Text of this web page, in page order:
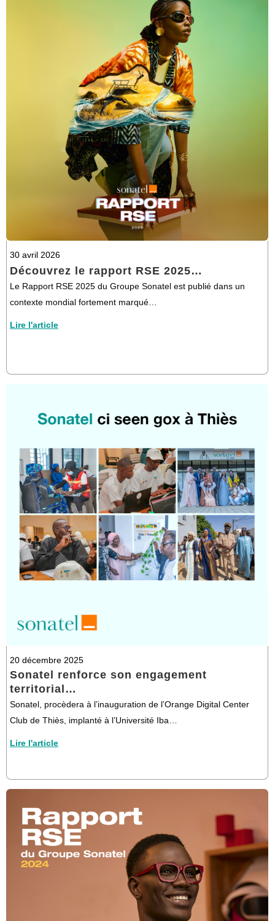
30 avril 2026
Découvrez le rapport RSE 2025…
Le Rapport RSE 2025 du Groupe Sonatel est publié dans un
contexte mondial fortement marqué…
Lire l'article
20 décembre 2025
Sonatel renforce son engagement
territorial…
Sonatel, procèdera à l’inauguration de l’Orange Digital Center
Club de Thiès, implanté à l’Université Iba…
Lire l'article